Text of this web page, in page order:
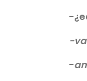
-
-
-